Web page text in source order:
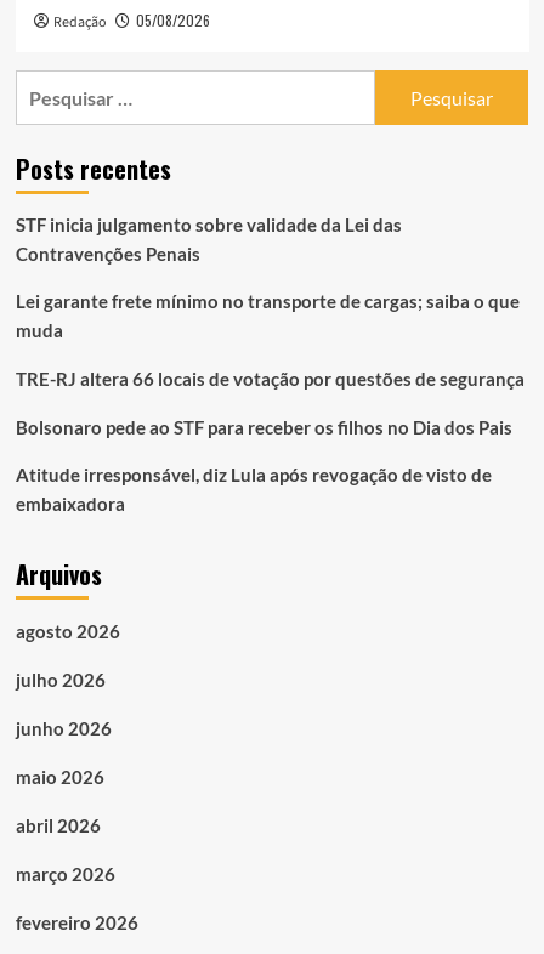
Redação 05/08/2026
Posts recentes
STF inicia julgamento sobre validade da Lei das
Contravenções Penais
Lei garante frete mínimo no transporte de cargas; saiba o que
muda
TRE-RJ altera 66 locais de votação por questões de segurança
Bolsonaro pede ao STF para receber os filhos no Dia dos Pais
Atitude irresponsável, diz Lula após revogação de visto de
embaixadora
Arquivos
agosto 2026
julho 2026
junho 2026
maio 2026
abril 2026
março 2026
fevereiro 2026